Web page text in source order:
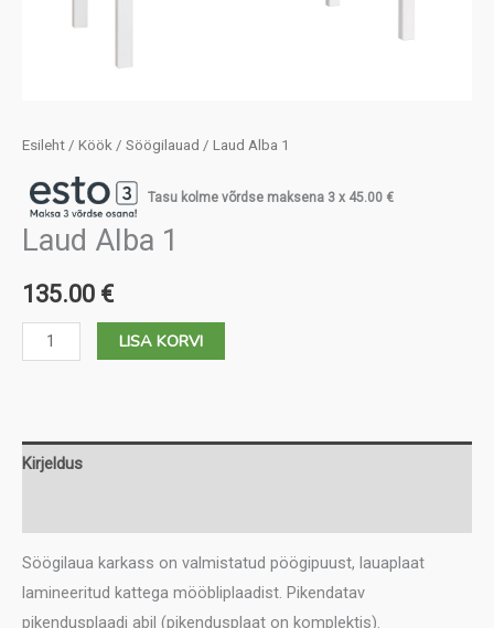
Esileht / Köök / Söögilauad / Laud Alba 1
Tasu kolme võrdse maksena 3 x 45.00 €
Laud Alba 1
135.00 €
Laud
Alba
LISA KORVI
Kirjeldus
Söögilaua karkass on valmistatud pöögipuust, lauaplaat
lamineeritud kattega mööbliplaadist. Pikendatav
pikendusplaadi abil (pikendusplaat on komplektis).